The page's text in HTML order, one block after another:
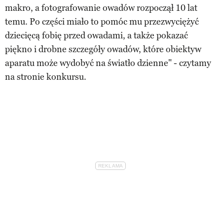
makro, a fotografowanie owadów rozpoczął 10 lat
temu. Po części miało to pomóc mu przezwyciężyć
dziecięcą fobię przed owadami, a także pokazać
piękno i drobne szczegóły owadów, które obiektyw
aparatu może wydobyć na światło dzienne" - czytamy
na stronie konkursu.